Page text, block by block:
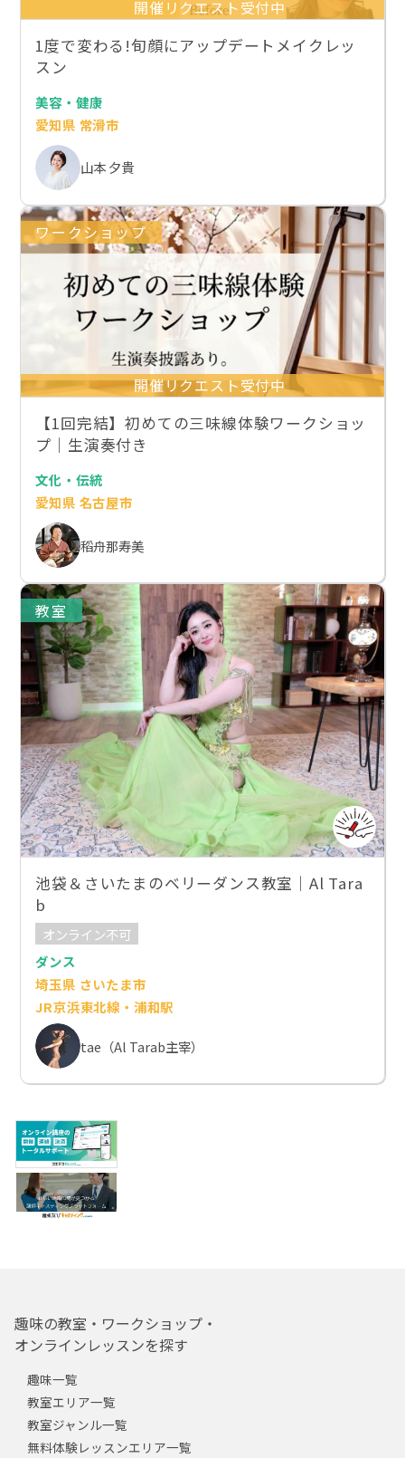
開催リクエスト受付中
1度で変わる!旬顔にアップデートメイクレッ
スン
美容・健康
愛知県 常滑市
山本 夕貴
ワークショップ
開催リクエスト受付中
【1回完結】初めての三味線体験ワークショッ
プ｜生演奏付き
文化・伝統
愛知県 名古屋市
稻舟那寿美
教室
池袋＆さいたまのベリーダンス教室｜Al Tara
b
オンライン不可
ダンス
埼玉県 さいたま市
JR京浜東北線・浦和駅
tae（Al Tarab主宰）
趣味の教室・ワークショップ・
オンラインレッスンを探す
趣味一覧
教室エリア一覧
教室ジャンル一覧
無料体験レッスンエリア一覧